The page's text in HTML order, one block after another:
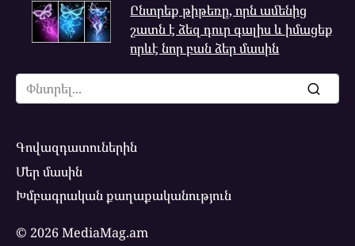
Ընտրեք թիթեռը, որն ամենից
շատն է ձեզ դուր գալիս և իմացեք
որևէ նոր բան ձեր մասին
Search
for:
Գովազդատուներին
Մեր մասին
Խմբագրական քաղաքականություն
© 2026 MediaMag.am